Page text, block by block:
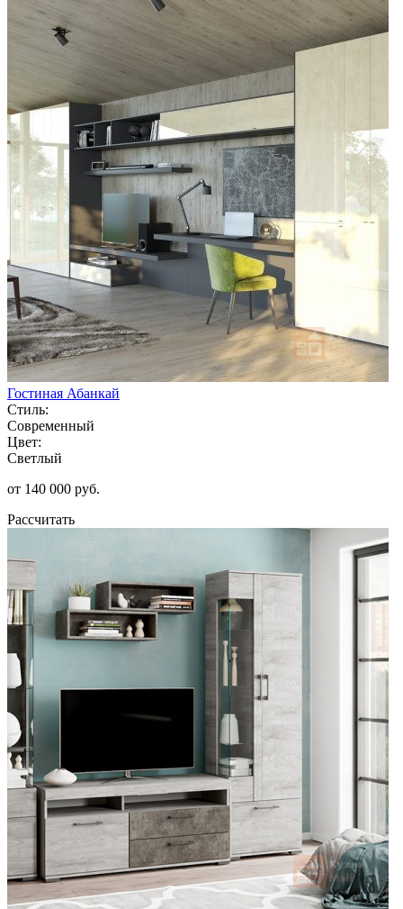
Гостиная Абанкай
Стиль:
Современный
Цвет:
Светлый
от 140 000 руб.
Рассчитать